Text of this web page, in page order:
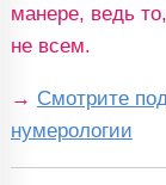
манере, ведь
не всем.
→ Смотрите
нумерологии